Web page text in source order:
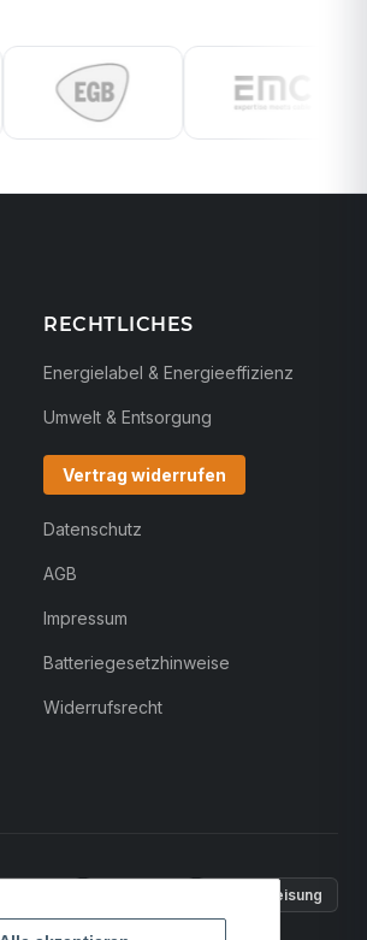
RECHTLICHES
Energielabel & Energieeffizienz
Umwelt & Entsorgung
Vertrag widerrufen
Datenschutz
AGB
Impressum
Batteriegesetzhinweise
Widerrufsrecht
Überweisung